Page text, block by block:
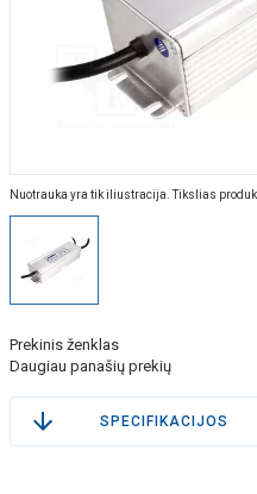
Nuotrauka yra tik iliustracija. Tikslias
Prekinis ženklas
Daugiau panašių prekių
SPECIFIKACIJOS